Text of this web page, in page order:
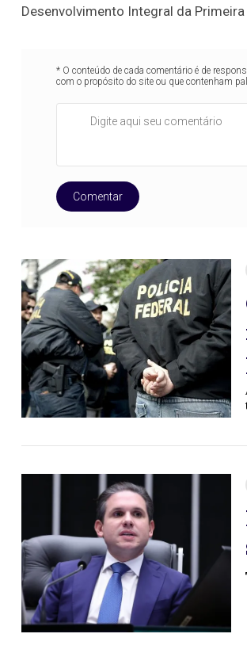
Desenvolvimento Integral da
* O conteúdo de cada comentário é de
com o propósito do site ou que contenham
Comentar